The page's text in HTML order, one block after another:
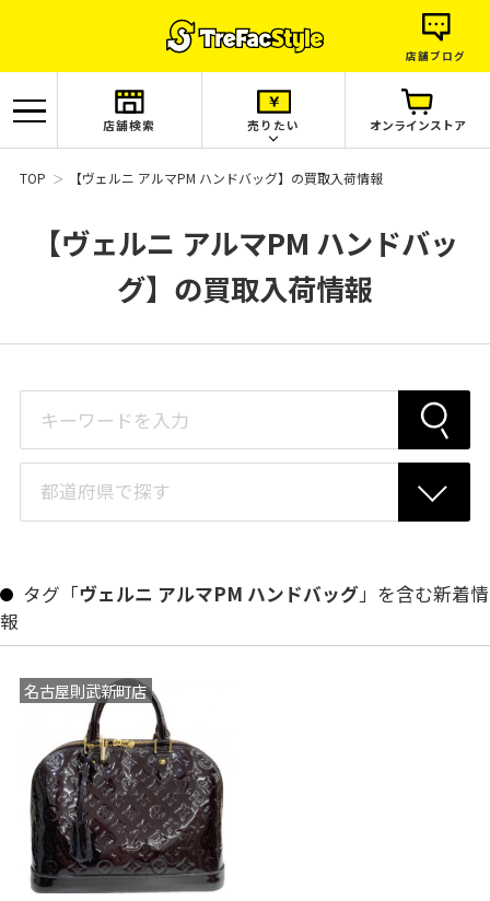
店舗ブログ
店舗検索 売りたい オンラインストア
TOP 【ヴェルニ アルマPM ハンドバッグ】の買取入荷情報
【ヴェルニ アルマPM ハンドバッ
グ】の買取入荷情報
タグ「ヴェルニ アルマPM ハンドバッグ」を含む新着情
報
名古屋則武新町店